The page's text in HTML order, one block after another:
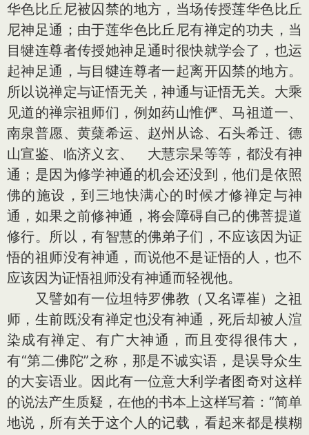
华色比丘尼被囚禁的地方，当场传授莲华色比丘
尼神足通；由于莲华色比丘尼有禅定的功夫，当
目犍连尊者传授她神足通时很快就学会了，也运
起神足通，与目犍连尊者一起离开囚禁的地方。
所以说禅定与证悟无关，神通与证悟无关。大乘
见道的禅宗祖师们，例如药山惟俨、马祖道一、
南泉普愿、黄蘖希运、赵州从谂、石头希迁、德
山宣鉴、临济义玄、 大慧宗杲等等，都没有神
通；是因为修学神通的机会还没到，他们是依照
佛的施设，到三地快满心的时候才修禅定与神
通，如果之前修神通，将会障碍自己的佛菩提道
修行。所以，有智慧的佛弟子们，不应该因为证
悟的祖师没有神通，而说他不是证悟的人，也不
应该因为证悟祖师没有神通而轻视他。
又譬如有一位坦特罗佛教（又名谭崔）之祖
师，生前既没有禅定也没有神通，死后却被人渲
染成有禅定、有广大神通，而且变得很伟大，
有“第二佛陀”之称，那是不诚实语，是误导众生
的大妄语业。因此有一位意大利学者图奇对这样
的说法产生质疑，在他的书本上这样写着：“简单
地说，所有关于这个人的记载，看起来都是模糊